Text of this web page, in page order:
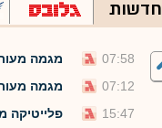
חדשות
07:58
מגמה מעורבת
07:12
מגמה
15:47
פלייטיקה